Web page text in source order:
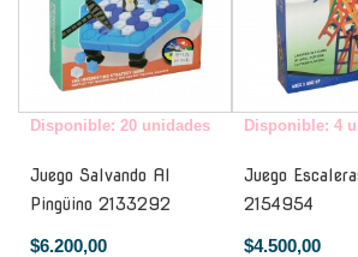
Disponible: 20 unidades
Juego Salvando Al
Pingüino 2133292
$6.200,00
Disponible: 4
Juego
2154954
$4.500,00